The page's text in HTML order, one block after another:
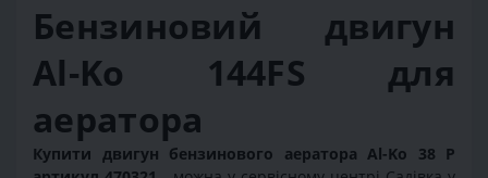
Бензиновий двигун
Al-Ko 144FS для
аератора
Купити двигун бензинового аератора Al-Ko 38 P